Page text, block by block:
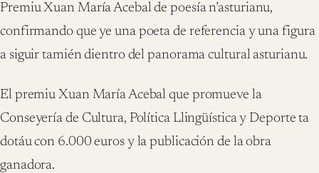
Premiu Xuan María Acebal de poesía n’asturianu,
confirmando que ye una poeta de referencia y una figura
a siguir tamién dientro del panorama cultural asturianu.
El premiu Xuan María Acebal que promueve la
Conseyería de Cultura, Política Llingüística y Deporte ta
dotáu con 6.000 euros y la publicación de la obra
ganadora.